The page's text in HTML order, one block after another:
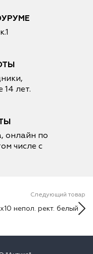
лет.
онлайн по
числе с
Следующий товар
непол. рект. белый